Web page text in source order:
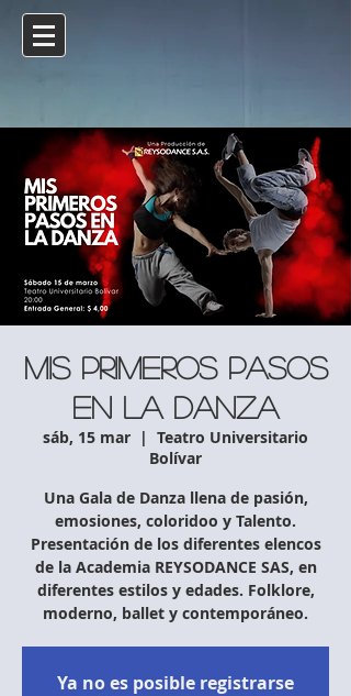
MIS PRIMEROS PASOS
EN LA DANZA
sáb, 15 mar
  |
Teatro Universitario
Bolívar
Una Gala de Danza llena de pasión,
emosiones, coloridoo y Talento.
Presentación de los diferentes elencos
de la Academia REYSODANCE SAS, en
diferentes estilos y edades. Folklore,
moderno, ballet y contemporáneo.
Ya no es posible registrarse